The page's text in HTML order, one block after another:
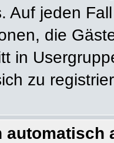
Auf jeden
die
in
zu
automatisch